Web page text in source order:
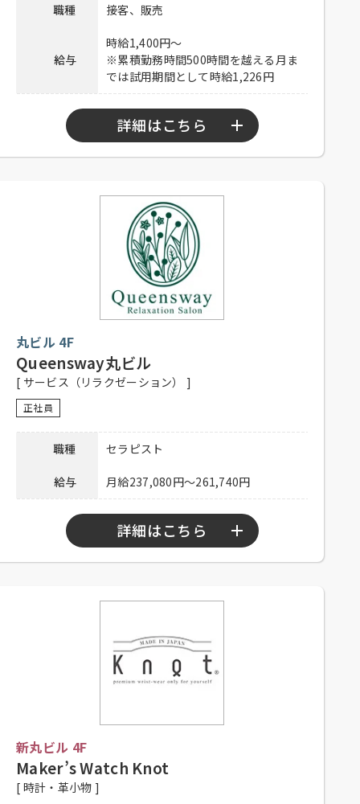
社員登用有り、昇給有り、賞与有り、
社保完備、制服貸与、社内割引有
り、交通費全額支給
応募方法
電話連絡後、履歴書持参のうえ、ご
連絡先 03-5860-3695 担当：江幡
職種 接客、販売
給与
時給1,400円～
※累積勤務時間500時間を越える月ま
では試用期間として時給1,226円
詳細はこちら
シフト制、1日8時間、週5日程度勤務
可能な方、高校生不可、未経験者可
社員登用有り、昇給有り、社保完
備、制服貸与、社内割引有り、交通
費一部支給（上限1,000円／日）
応募方法
履歴書のデータ（jpgまたはpdf）を
履歴書をご郵送ください。
住所：〒135-0021 東京都江東区白河
1-3-13-101
連絡先
03-6240-3411 担当：TEAPOND採
用担当
丸ビル 4F
Queensway丸ビル
[ サービス（リラクゼーション） ]
正社員
職種 セラピスト
給与 月給237,080円～261,740円
詳細はこちら
フリーター歓迎、未経験者可
昇給有り、社保完備、制服貸与、社
部支給（上限30,000円／月）
応募方法
メールアドレスにご連絡ください。
Mail：hr-ca@queensway-group.jp
新丸ビル 4F
Maker’s Watch Knot
[ 時計・革小物 ]